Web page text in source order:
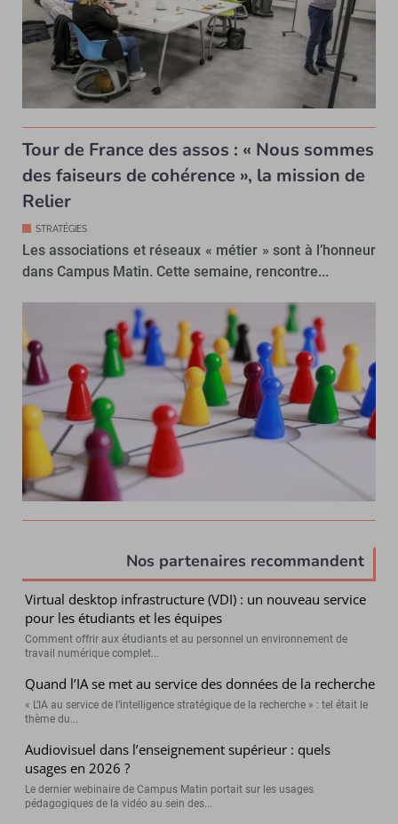
Tour de France des assos : « Nous sommes
des faiseurs de cohérence », la mission de
Relier
STRATÉGIES
Les associations et réseaux « métier » sont à l’honneur
dans Campus Matin. Cette semaine, rencontre...
Nos partenaires recommandent
Virtual desktop infrastructure (VDI) : un nouveau service
pour les étudiants et les équipes
Comment offrir aux étudiants et au personnel un environnement de
travail numérique complet...
Quand l’IA se met au service des données de la recherche
« L’IA au service de l’intelligence stratégique de la recherche » : tel était le
thème du...
Audiovisuel dans l’enseignement supérieur : quels
usages en 2026 ?
Le dernier webinaire de Campus Matin portait sur les usages
pédagogiques de la vidéo au sein des...